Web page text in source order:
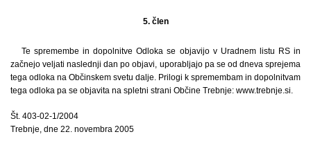
5. člen
Te spremembe in dopolnitve Odloka se objavijo v Uradnem listu RS in
začnejo veljati naslednji dan po objavi, uporabljajo pa se od dneva sprejema
tega odloka na Občinskem svetu dalje. Prilogi k spremembam in dopolnitvam
tega odloka pa se objavita na spletni strani Občine Trebnje: www.trebnje.si.
Št. 403-02-1/2004
Trebnje, dne 22. novembra 2005